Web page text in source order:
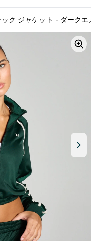
ク ジャケット - ダークエ